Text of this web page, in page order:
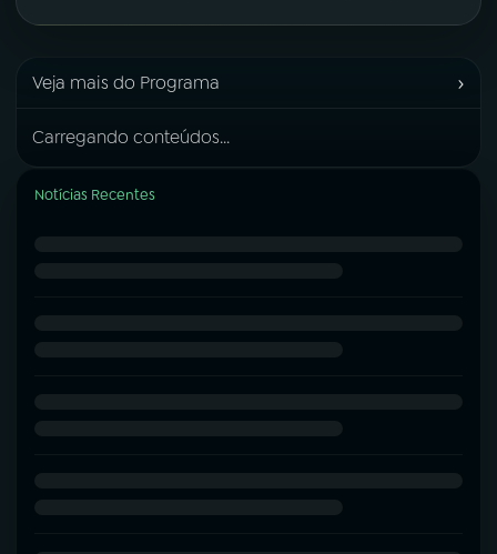
Veja mais do Programa ›
Carregando conteúdos...
Notícias Recentes